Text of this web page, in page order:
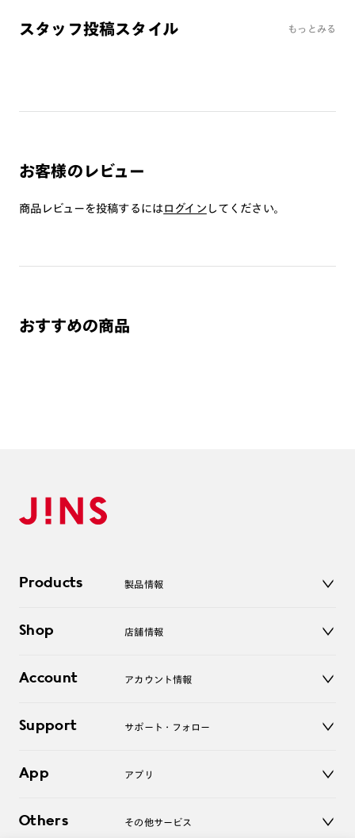
・硬いものとの接触は避けて下さい。
スタッフ投稿スタイル もっとみる
お客様のレビュー
商品レビューを投稿するには ログイン してください。
おすすめの商品
Products 製品情報
サングラス
コンタクトレンズ
アクセサリー
Shop 店舗情報
オンラインショップ
Account アカウント情報
ログアウト
Support サポート・フォロー
よくあるご質問
お問い合わせ
App アプリ
Others その他サービス